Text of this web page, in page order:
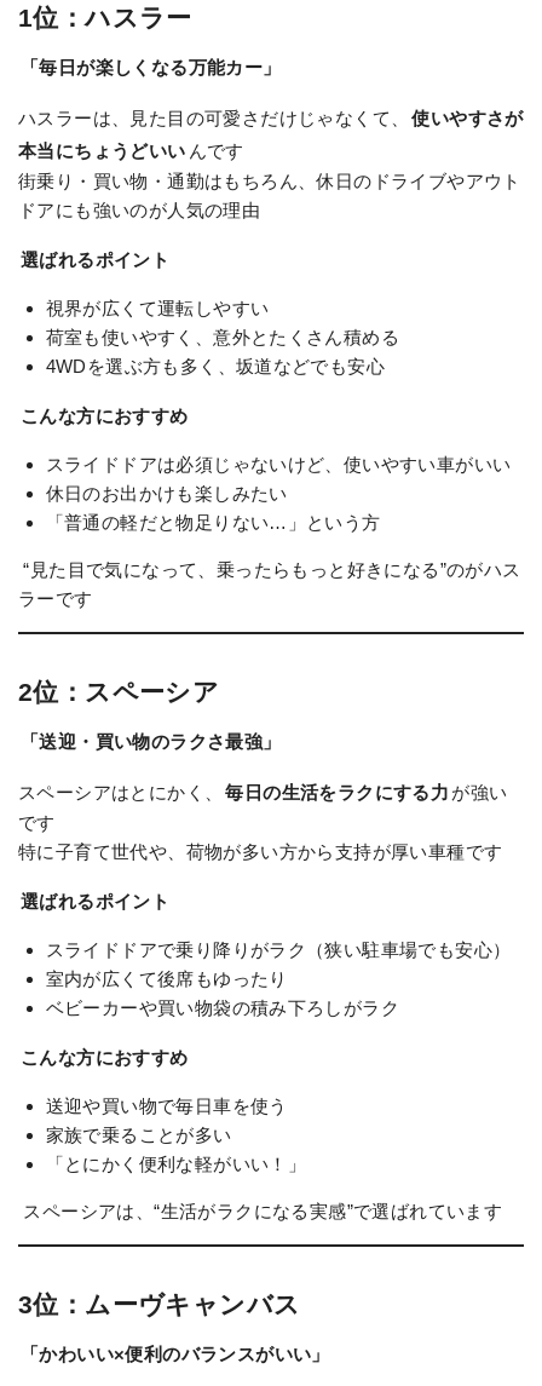
1位：ハスラー
「毎日が楽しくなる万能カー」
ハスラーは、見た目の可愛さだけじゃなくて、
使いやすさが
本当にちょうどいい んです
街乗り・買い物・通勤はもちろん、休日のドライブやアウト
ドアにも強いのが人気の理由
選ばれるポイント
視界が広くて運転しやすい
荷室も使いやすく、意外とたくさん積める
4WDを選ぶ方も多く、坂道などでも安心
こんな方におすすめ
スライドドアは必須じゃないけど、使いやすい車がいい
休日のお出かけも楽しみたい
「普通の軽だと物足りない…」という方
“見た目で気になって、乗ったらもっと好きになる”のがハス
ラーです
2位：スペーシア
「送迎・買い物のラクさ最強」
スペーシアはとにかく、 毎日の生活をラクにする力 が強い
です
特に子育て世代や、荷物が多い方から支持が厚い車種です
選ばれるポイント
スライドドアで乗り降りがラク（狭い駐車場でも安心）
室内が広くて後席もゆったり
ベビーカーや買い物袋の積み下ろしがラク
こんな方におすすめ
送迎や買い物で毎日車を使う
家族で乗ることが多い
「とにかく便利な軽がいい！」
スペーシアは、“生活がラクになる実感”で選ばれています
3位：ムーヴキャンバス
「かわいい×便利のバランスがいい」